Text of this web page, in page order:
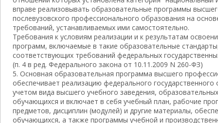
вправе реализовывать образовательные программы
послевузовского профессионального образования на
требований, устанавливаемых ими самостоятельно.
Требования к условиям реализации и к результатам
программ, включаемые в такие образовательные
соответствующих требований федеральных
(п. 4 в ред. Федерального закона от 10.11.2009 N 260-ФЗ)
5. Основная образовательная программа высшего
обеспечивает реализацию федерального государственного
учетом вида высшего учебного заведения,
обучающихся и включает в себя учебный план, рабочие
предметов, дисциплин (модулей) и другие материалы,
обучающихся, а также программы учебной и